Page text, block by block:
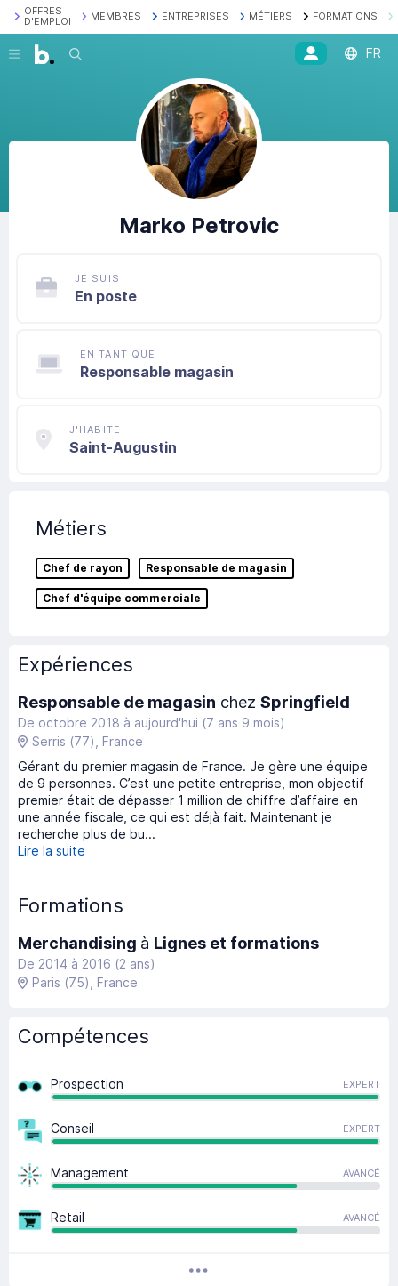
OFFRES
D'EMPLOI
MEMBRES ENTREPRISES MÉTIERS FORMATIONS
Recherche FR
Marko Petrovic
JE SUIS
En poste
EN TANT QUE
Responsable magasin
J'HABITE
Saint-Augustin
Métiers
Chef de rayon Responsable de magasin
Chef d'équipe commerciale
Expériences
Responsable de magasin chez Springfield
De octobre 2018 à aujourd'hui (7 ans 9 mois)
Serris (77) , France
Gérant du premier magasin de France. Je gère une équipe
de 9 personnes. C’est une petite entreprise, mon objectif
premier était de dépasser 1 million de chiffre d’affaire en
une année fiscale, ce qui est déjà fait. Maintenant je
recherche plus de bu...
Lire la suite
Formations
Merchandising à Lignes et formations
De 2014 à 2016 (2 ans)
Paris (75) , France
Compétences
Prospection EXPERT
Conseil EXPERT
Management AVANCÉ
Retail AVANCÉ